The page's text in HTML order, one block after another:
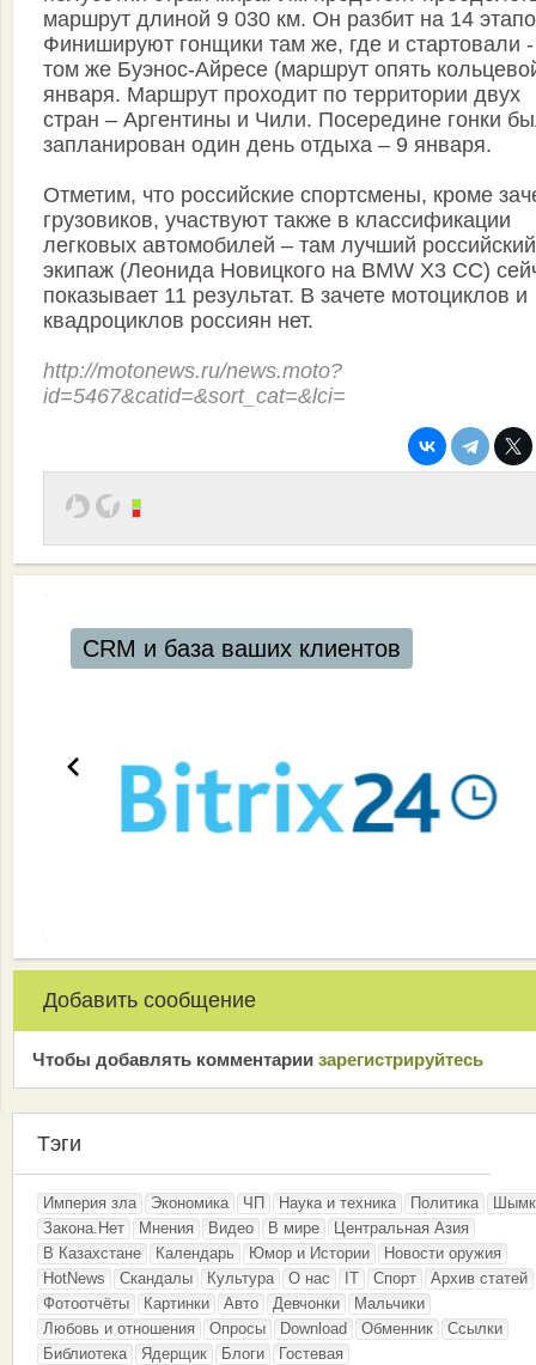
маршрут длиной 9 030 км. Он разбит на 14
Финишируют гонщики там же, где и стартовали
том же Буэнос-Айресе (маршрут опять
января. Маршрут проходит по территории двух
стран – Аргентины и Чили. Посередине гонки
запланирован один день отдыха – 9 января.
Отметим, что российские спортсмены, кроме
грузовиков, участвуют также в классификации
легковых автомобилей – там лучший российский
экипаж (Леонида Новицкого на BMW X3 CC)
показывает 11 результат. В зачете мотоциклов и
квадроциклов россиян нет.
http://motonews.ru/news.moto?
id=5467&catid=&sort_cat=&lci=
CRM и база ваших клиентов
Добавить сообщение
Чтобы добавлять комментарии зарeгиcтрирyйтeсь
Тэги
Империя зла Экономика ЧП Наука и техника Политика
Закона.Нет
Мнения Видео В мире
Центральная Азия
В Казахстане
Календарь Юмор и Истории
Новости оружия
HotNews
Скандалы Культура О нас IT Спорт
Архив статей
Фотоотчёты
Картинки Авто Девчонки
Мальчики
Любовь и отношения
Опросы Download Обменник
Ссылки
Библиотека
Ядерщик Блоги Гостевая